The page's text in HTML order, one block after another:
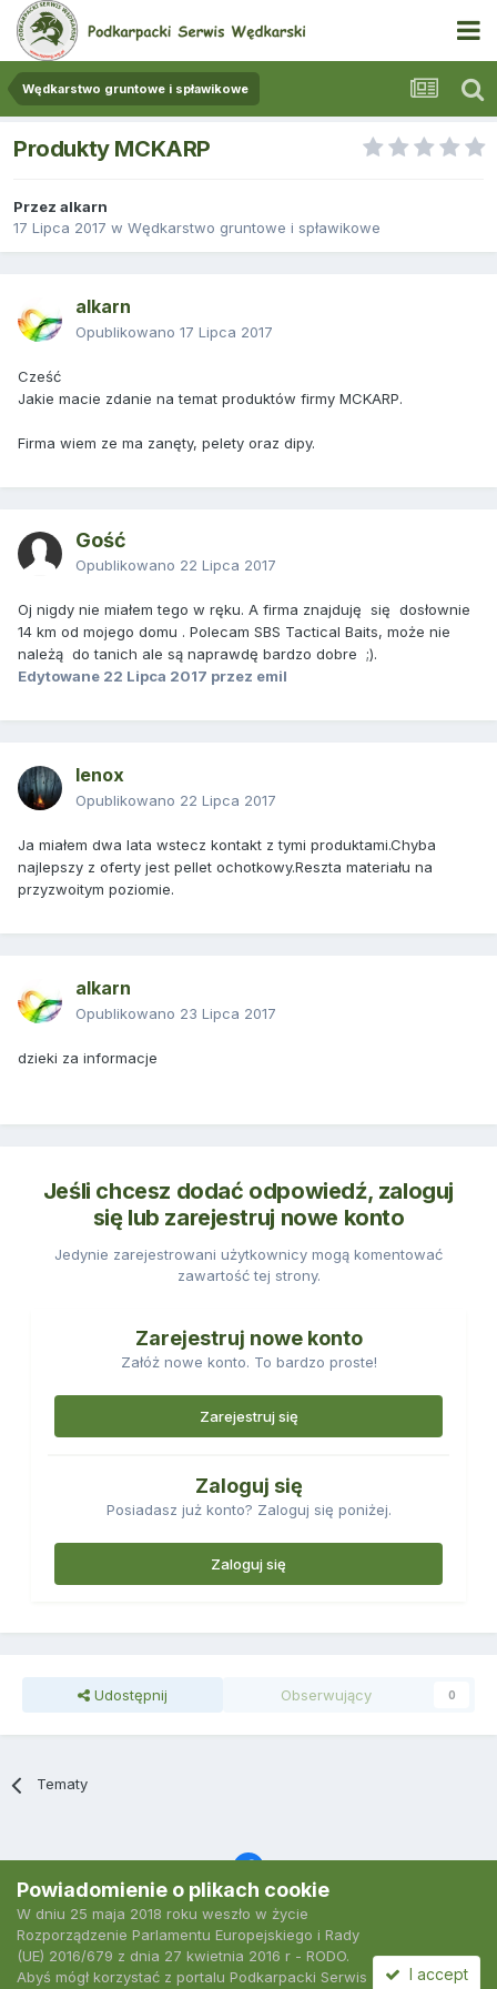
Wędkarstwo gruntowe i spławikowe
Produkty MCKARP
Przez alkarn
17 Lipca 2017 w Wędkarstwo gruntowe i spławikowe
alkarn
Opublikowano 17 Lipca 2017
Cześć
Jakie macie zdanie na temat produktów firmy MCKARP.
Firma wiem ze ma zanęty, pelety oraz dipy.
Gość
Opublikowano 22 Lipca 2017
Oj nigdy nie miałem tego w ręku. A firma znajduję się dosłownie
14 km od mojego domu . Polecam SBS Tactical Baits, może nie
należą do tanich ale są naprawdę bardzo dobre ;).
Edytowane 22 Lipca 2017 przez emil
lenox
Opublikowano 22 Lipca 2017
Ja miałem dwa lata wstecz kontakt z tymi produktami.Chyba
najlepszy z oferty jest pellet ochotkowy.Reszta materiału na
przyzwoitym poziomie.
alkarn
Opublikowano 23 Lipca 2017
dzieki za informacje
Jeśli chcesz dodać odpowiedź, zaloguj
się lub zarejestruj nowe konto
Jedynie zarejestrowani użytkownicy mogą komentować
zawartość tej strony.
Zarejestruj nowe konto
Załóż nowe konto. To bardzo proste!
Zarejestruj się
Zaloguj się
Posiadasz już konto? Zaloguj się poniżej.
Zaloguj się
Udostępnij Obserwujący 0
Tematy
Język Polityka prywatności Kontakt
2007-2026 Podkarpacki Serwis Wędkarski
Powiadomienie o plikach cookie
W dniu 25 maja 2018 roku weszło w życie
Rozporządzenie Parlamentu Europejskiego i Rady
(UE) 2016/679 z dnia 27 kwietnia 2016 r - RODO.
Abyś mógł korzystać z portalu Podkarpacki Serwis
I accept